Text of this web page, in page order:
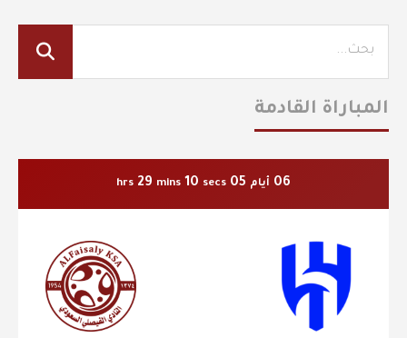
المباراة القادمة
06 أيام 05
hrs 29 mins 10 secs